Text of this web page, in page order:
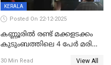
KERALA
Posted On 22-12-2025
കണ്ണൂരിൽ രണ്ട് മക്കളടക്കം
കുടുംബത്തിലെ 4 പേർ മരിച്ച
30 Min Read View All